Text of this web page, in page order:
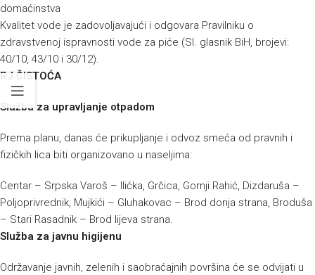
domaćinstva
Kvalitet vode je zadovoljavajući i odgovara Pravilniku o
zdravstvenoj ispravnosti vode za piće (Sl. glasnik BiH, brojevi:
40/10, 43/10 i 30/12).
RJ ČISTOĆA
Služba za upravljanje otpadom
Prema planu, danas će prikupljanje i odvoz smeća od pravnih i
fizičkih lica biti organizovano u naseljima:
Centar – Srpska Varoš – Ilićka, Grčica, Gornji Rahić, Dizdaruša –
Poljoprivrednik, Mujkići – Gluhakovac – Brod donja strana, Broduša
– Stari Rasadnik – Brod lijeva strana.
Služba za javnu higijenu
Održavanje javnih, zelenih i saobraćajnih površina će se odvijati u